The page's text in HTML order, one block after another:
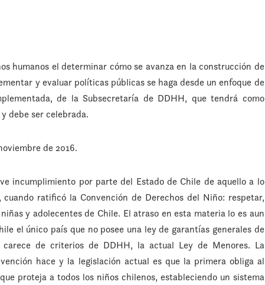
humanos el determinar cómo se avanza en la construcción de
y evaluar políticas públicas se haga desde un enfoque de
de la Subsecretaría de DDHH, que tendrá como
debe ser celebrada.
de 2016.
incumplimiento por parte del Estado de Chile de aquello a lo
ratificó la Convención de Derechos del Niño: respetar,
y adolecentes de Chile. El atraso en esta materia lo es aun
el único país que no posee una ley de garantías generales de
de criterios de DDHH, la actual Ley de Menores. La
hace y la legislación actual es que la primera obliga al
proteja a todos los niños chilenos, estableciendo un sistema